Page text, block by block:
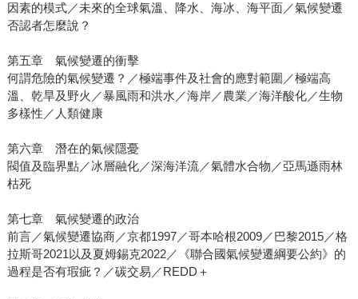
因素的模式／未來的全球氣溫、降水、海冰、海平面／氣候變遷
否認者怎麼說？
第五章 氣候變遷的衝擊
何謂危險的氣候變遷？／極端事件及社會的應對範圍／極端高
溫、乾旱及野火／暴風雨和洪水／海岸／農業／海洋酸化／生物
多樣性／人類健康
第六章 潛在的氣候隱憂
閥值及臨界點／冰層融化／深海洋流／氣體水合物／亞馬遜雨林
枯死
第七章 氣候變遷的政治
前言／氣候變遷協商／京都1997／哥本哈根2009／巴黎2015／格
拉斯哥2021以及夏姆錫克2022／《聯合國氣候變遷綱要公約》的
過程是否有瑕疵？／碳交易／REDD＋